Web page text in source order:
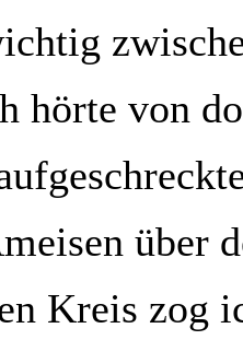
hörte von
über
Kreis zog